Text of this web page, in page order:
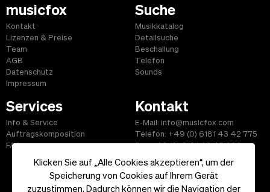
Klicken Sie auf „Alle Cookies akzeptieren“, um der
Speicherung von Cookies auf Ihrem Gerät
zuzustimmen. Dadurch können wir die Navigation der
musicfox
Kontakt
Lizenzen & Preise
Team
AGB
Datenschutz
Impressum
Suche
Musikkatalog
Detailsuche
Beschallung
Telefon
Sounds
Services
Info & Service
Auftragskomposition
FAQ
Kontakt
E-Mail: info@musicfox.com
Telefon: +49 (0) 6181 43 42 775
Fax: +49 (0) 6181 43 45 609